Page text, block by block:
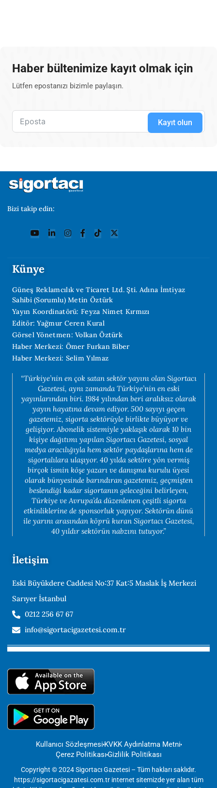
Haber bültenimize kayıt olmak için
Lütfen epostanızı bizimle paylaşın.
Kayıt olun
Bizi takip edin:
Künye
Güneş Reklamcılık ve Ticaret Ltd. Şti. Adına İmtiyaz
Sahibi (Sorumlu) Metin Öztürk
Yayın Koordinatörü: Feyza Nimet Kırmızı
Editör: Yağmur Ceren Kural
Görsel Yönetmen: Volkan Öztürk
Haber Merkezi: Ömer Furkan Biber
Haber Merkezi: Selim Yılmaz
“Türkiye’nin en çok satan sektör yayını olan Sigortacı
Gazetesi, aynı zamanda Türkiye’nin en eski
yayınlarından biri. 1984 yılından beri aralıksız olarak
yayın hayatına devam ediyor. 500 sayıyı geçen
gazetemiz, sigorta sektörüyle birlikte büyüyor ve
gelişiyor. Abonelik sistemiyle yaklaşık olarak 10 bin
kişiye dağıtımı yapılan Sigortacı Gazetesi, sosyal
medya aracılığıyla hem sektör paydaşlarına hem de
sigortalılara ulaşıyor. 40 yılda sektöre yön vermiş
birçok ismin köşe yazarı ve danışma kurulu üyesi
olarak bünyesinde barındıran gazetemiz, geçmişten
beslendiği kadar sigortanın geleceğini belirleyen,
Türkiye ve Avrupa’da düzenlenen çeşitli sigorta
etkinliklerine de sponsorluk yapıyor. Sektörün dünü
ile yarını arasından köprü kuran Sigortacı Gazetesi,
40 yıldır sektörün nabzını tutuyor.”
İletişim
Eski Büyükdere Caddesi No:37 Kat:5 Maslak İş Merkezi
Sarıyer İstanbul
0212 256 67 67
info@sigortacigazetesi.com.tr
Kullanıcı SözleşmesiKVKK Aydınlatma Metni
Çerez PolitikasıGizlilik Politikası
Copyright © 2024 Sigortacı Gazetesi – Tüm hakları saklıdır.
https://sigortacigazatesi.com.tr internet sitemizde yer alan tüm